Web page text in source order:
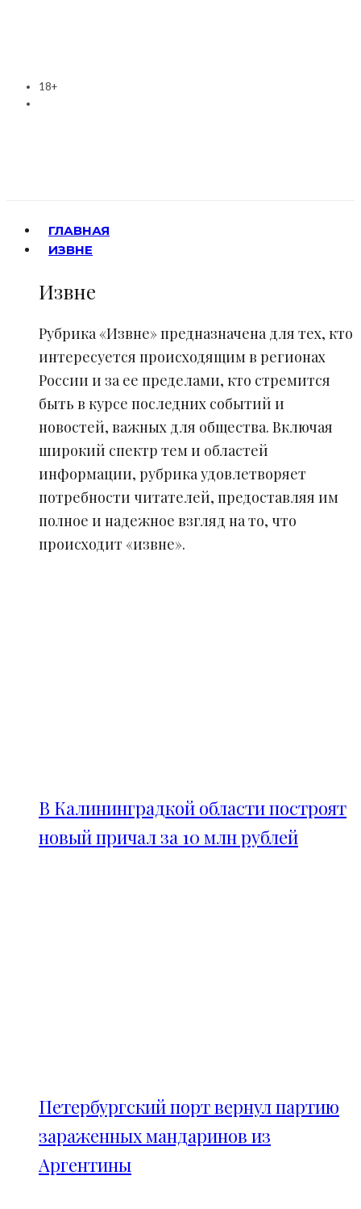
18+
ГЛАВНАЯ
ИЗВНЕ
Извне
Рубрика «Извне» предназначена для тех, кто
интересуется происходящим в регионах
России и за ее пределами, кто стремится
быть в курсе последних событий и
новостей, важных для общества. Включая
широкий спектр тем и областей
информации, рубрика удовлетворяет
потребности читателей, предоставляя им
полное и надежное взгляд на то, что
происходит «извне».
В Калининградкой области построят
новый причал за 10 млн рублей
Петербургский порт вернул партию
зараженных мандаринов из
Аргентины